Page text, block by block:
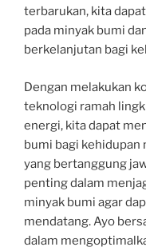
terbarukan, kita
pada minyak bumi
berkelanjutan bagi
Dengan melakukan
teknologi ramah
energi, kita dapat
bumi bagi kehidupan
yang bertanggung
penting dalam
minyak bumi agar
mendatang. Ayo
dalam